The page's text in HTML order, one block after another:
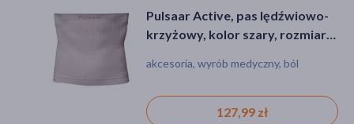
Pulsaar Active, pas lędźwiowo-
krzyżowy, kolor szary, rozmiar
akcesoria, wyrób medyczny, ból
127,99 zł
Ortenika, opaska elastyczna
stawu skokowego, rozmiar S, 1
akcesoria, wyrób medyczny, opaska,
14,99 zł